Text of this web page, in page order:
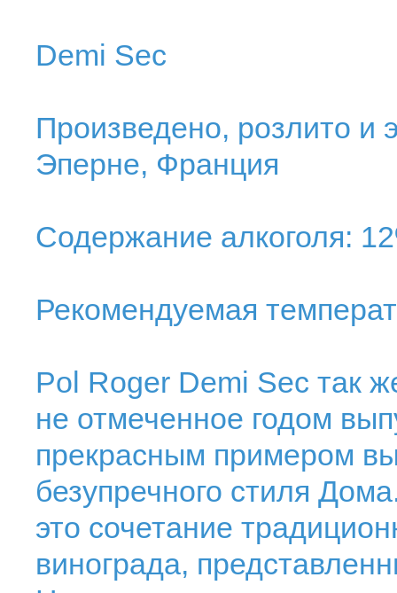
Demi Sec
Произведено, розлито и
Эперне, Франция
Содержание алкоголя:
Рекомендуемая
Pol Roger Demi Sec так
не отмеченное годом
прекрасным примером
безупречного стиля
это сочетание
винограда,